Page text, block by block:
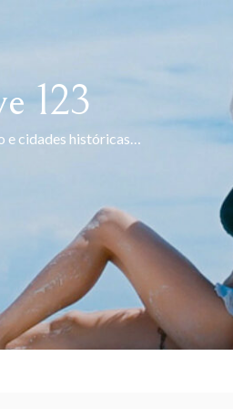
123
e cidades históricas…